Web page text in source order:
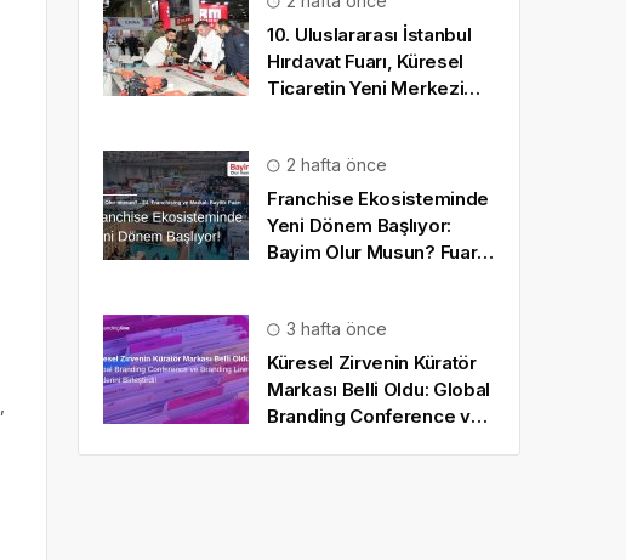
10. Uluslararası İstanbul
Hırdavat Fuarı, Küresel
Ticaretin Yeni Merkezi
2 hafta önce
Franchise Ekosisteminde
Yeni Dönem Başlıyor:
Bayim Olur Musun? Fuarı
3 hafta önce
Küresel Zirvenin Küratör
Markası Belli Oldu: Global
Branding Conference ve